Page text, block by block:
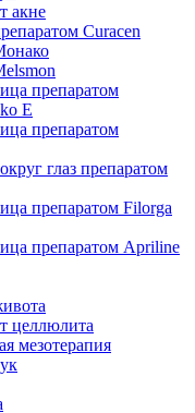
акне
Curacen
препаратом
E
препаратом
глаз препаратом
препаратом Filorga
препаратом Apriline
целлюлита
мезотерапия